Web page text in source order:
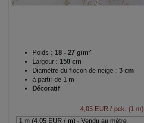
Poids : 18 - 27 g/m²
Largeur : 150 cm
Diamètre du flocon de neige : 3 cm
à partir de 1 m
Décoratif
4,05 EUR/ pck. (1 m)